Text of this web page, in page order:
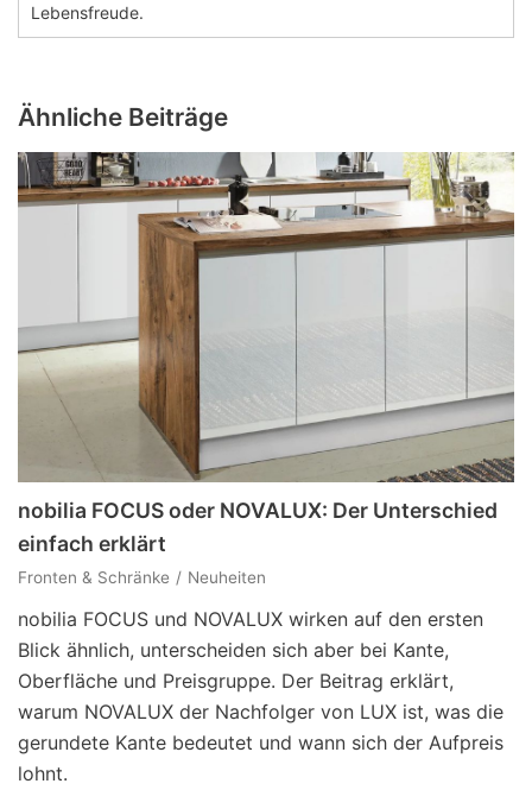
Lebensfreude.
Ähnliche Beiträge
nobilia FOCUS oder NOVALUX: Der Unterschied
einfach erklärt
Fronten & Schränke Neuheiten
nobilia FOCUS und NOVALUX wirken auf den ersten
Blick ähnlich, unterscheiden sich aber bei Kante,
Oberfläche und Preisgruppe. Der Beitrag erklärt,
warum NOVALUX der Nachfolger von LUX ist, was die
gerundete Kante bedeutet und wann sich der Aufpreis
lohnt.